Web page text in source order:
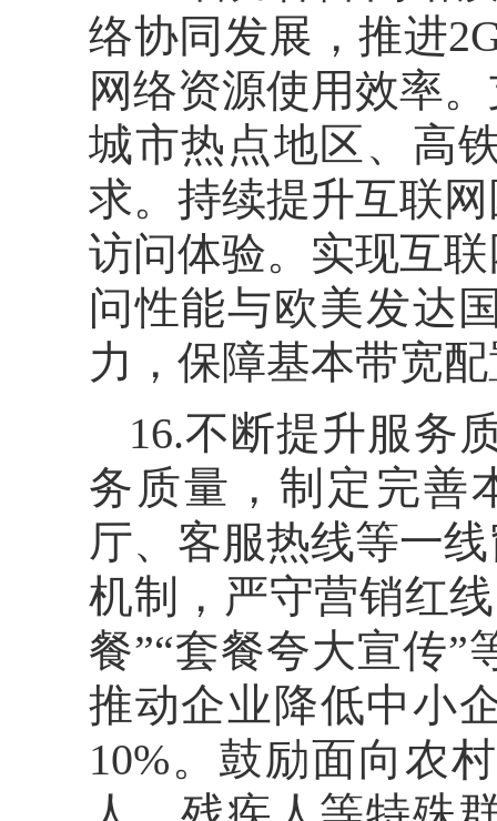
络协同发展，推进
网络资源使用效率
城市热点地区、高
求。持续提升互联
访问体验。实现互
问性能与欧美发达
力，保障基本带宽
16.不断提升服务
务质量，制定完善
厅、客服热线等一
机制，严守营销红
餐”“套餐夸大宣传
推动企业降低中小
10%。鼓励面向农